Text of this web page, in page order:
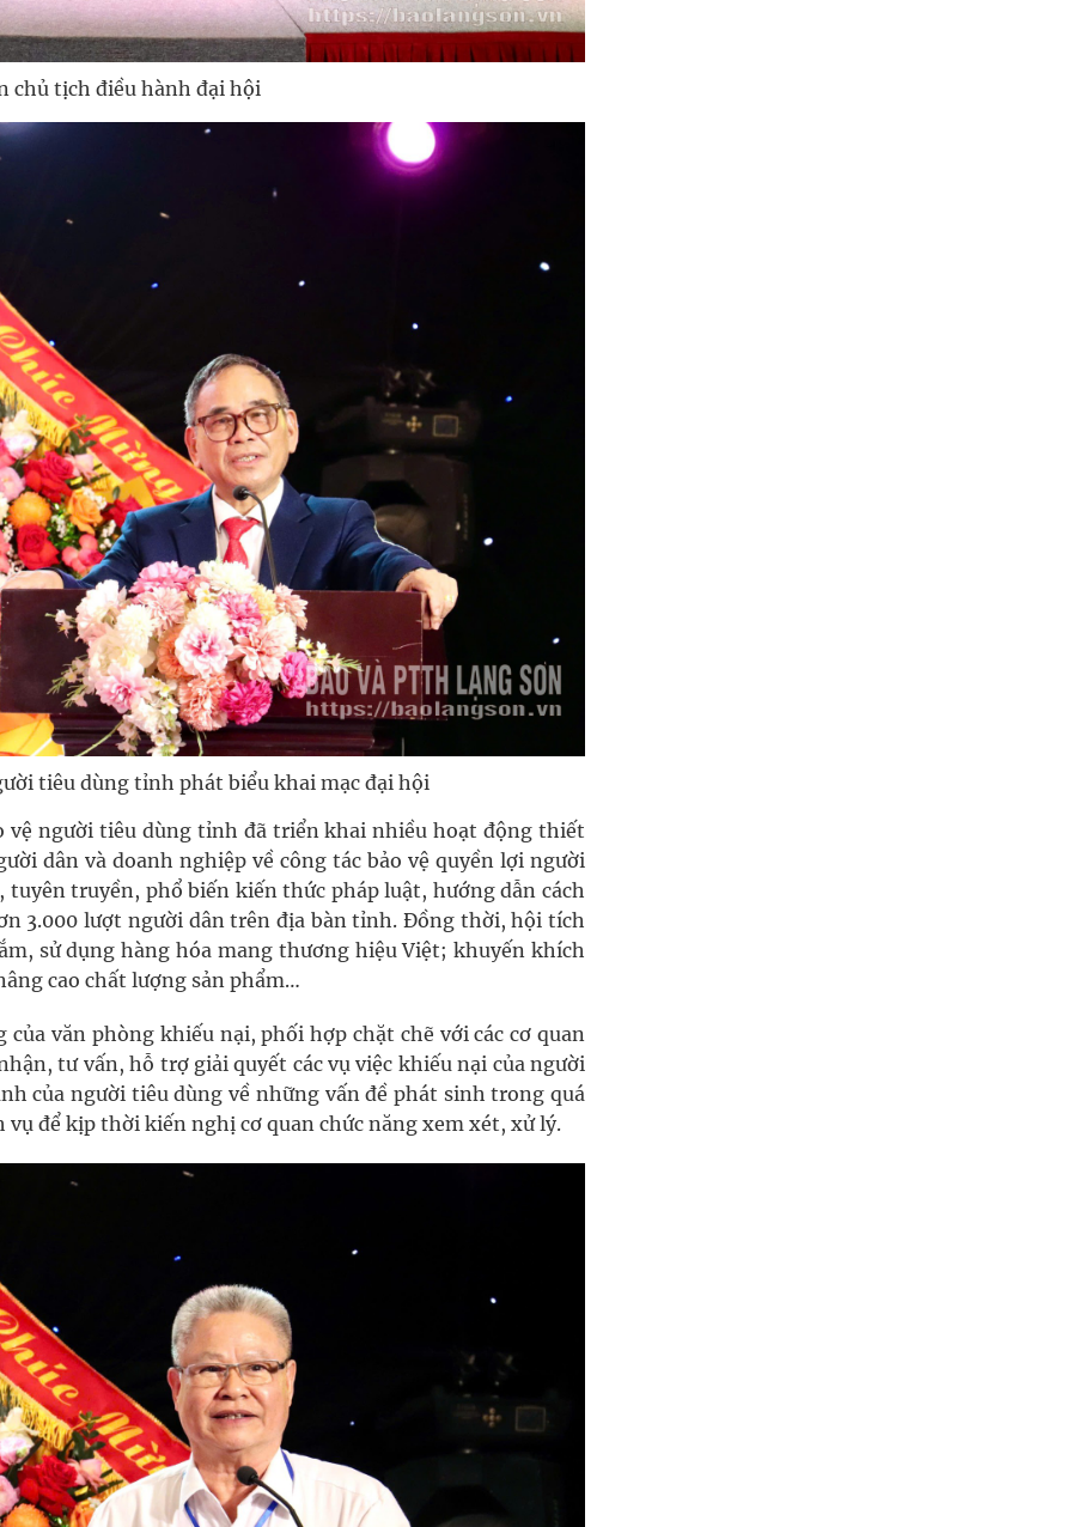
chủ tịch điều hành đại hội
tiêu dùng tỉnh phát biểu khai mạc đại hội
vệ người tiêu dùng tỉnh đã triển khai nhiều hoạt động thiết
dân và doanh nghiệp về công tác bảo vệ quyền lợi người
truyền, phổ biến kiến thức pháp luật, hướng dẫn cách
3.000 lượt người dân trên địa bàn tỉnh. Đồng thời, hội tích
sử dụng hàng hóa mang thương hiệu Việt; khuyến khích
cao chất lượng sản phẩm…
văn phòng khiếu nại, phối hợp chặt chẽ với các cơ quan
tư vấn, hỗ trợ giải quyết các vụ việc khiếu nại của người
của người tiêu dùng về những vấn đề phát sinh trong quá
để kịp thời kiến nghị cơ quan chức năng xem xét, xử lý.